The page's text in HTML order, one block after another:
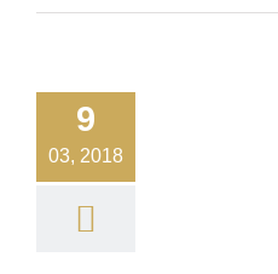
9
03, 2018